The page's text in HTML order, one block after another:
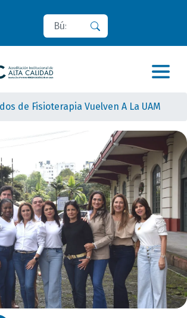
Buscar
de Fisioterapia Vuelven A La UAM